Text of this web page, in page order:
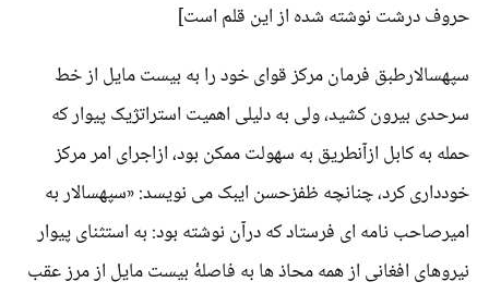
حروف درشت نوشته شده از این قلم است]
سپهسالارطبق فرمان مرکز قوای خود را به بیست مایل از خط
سرحدی بیرون کشید، ولی به دلیلی اهمیت استراتژیک پیوار که
حمله به کابل ازآنطریق به سهولت ممکن بود، ازاجرای امر مرکز
خودداری کرد، چنانچه ظفزحسن ایبک می نویسد: «سپهسالار به
امیرصاحب نامه ای فرستاد که درآن نوشته بود: به استثنای پیوار
نیروهای افغانی از همه محاذ ها به فاصلۀ بیست مایل از مرز عقب